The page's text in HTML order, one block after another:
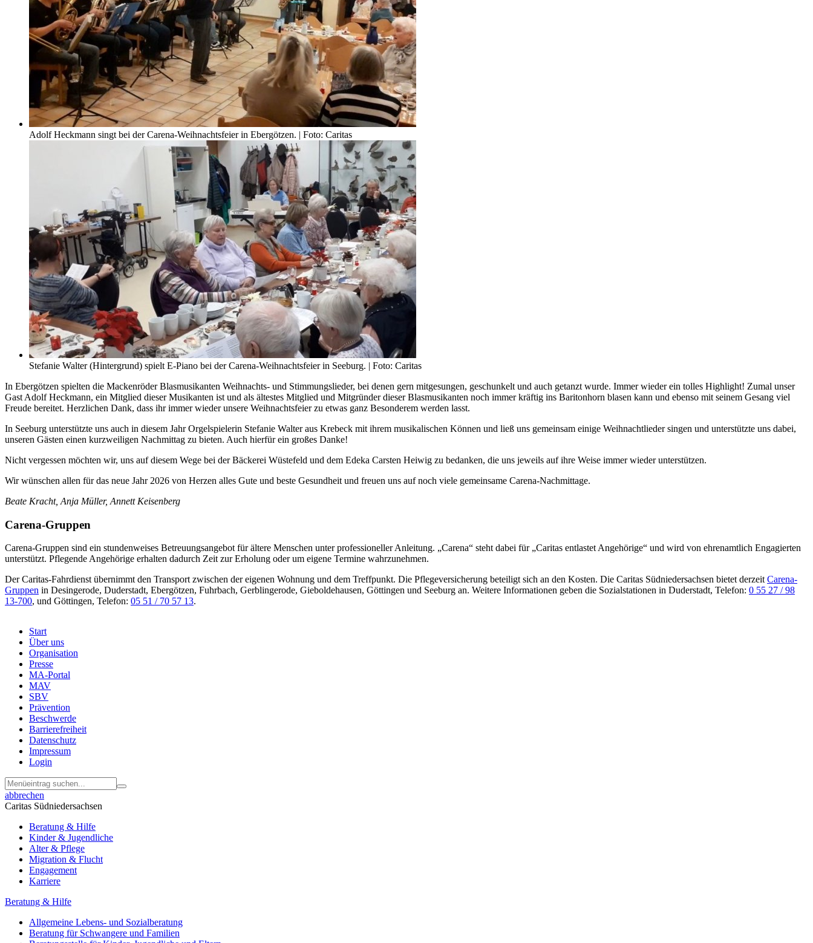
Adolf Heckmann singt bei der Carena-Weihnachtsfeier in Ebergötzen. | Foto: Caritas
Stefanie Walter (Hintergrund) spielt E-Piano bei der Carena-Weihnachtsfeier in Seeburg. | Foto: Caritas
In Ebergötzen spielten die Mackenröder Blasmusikanten Weihnachts- und Stimmungslieder, bei denen gern mitgesungen, geschunkelt und auch getanzt wurde. Immer wieder ein tolles Highlight! Zumal unser
Gast Adolf Heckmann, ein Mitglied dieser Musikanten ist und als ältestes Mitglied und Mitgründer dieser Blasmusikanten noch immer kräftig ins Baritonhorn blasen kann und ebenso mit seinem Gesang viel
Freude bereitet. Herzlichen Dank, dass ihr immer wieder unsere Weihnachtsfeier zu etwas ganz Besonderem werden lasst.
In Seeburg unterstützte uns auch in diesem Jahr Orgelspielerin Stefanie Walter aus Krebeck mit ihrem musikalischen Können und ließ uns gemeinsam einige Weihnachtlieder singen und unterstützte uns dabei,
unseren Gästen einen kurzweiligen Nachmittag zu bieten. Auch hierfür ein großes Danke!
Nicht vergessen möchten wir, uns auf diesem Wege bei der Bäckerei Wüstefeld und dem Edeka Carsten Heiwig zu bedanken, die uns jeweils auf ihre Weise immer wieder unterstützen.
Wir wünschen allen für das neue Jahr 2026 von Herzen alles Gute und beste Gesundheit und freuen uns auf noch viele gemeinsame Carena-Nachmittage.
Beate Kracht, Anja Müller, Annett Keisenberg
Carena-Gruppen
Carena-Gruppen sind ein stundenweises Betreuungsangebot für ältere Menschen unter professioneller Anleitung. „Carena“ steht dabei für „Caritas entlastet Angehörige“ und wird von ehrenamtlich Engagierten
unterstützt. Pflegende Angehörige erhalten dadurch Zeit zur Erholung oder um eigene Termine wahrzunehmen.
Der Caritas-Fahrdienst übernimmt den Transport zwischen der eigenen Wohnung und dem Treffpunkt. Die Pflegeversicherung beteiligt sich an den Kosten. Die Caritas Südniedersachsen bietet derzeit Carena-
Gruppen in Desingerode, Duderstadt, Ebergötzen, Fuhrbach, Gerblingerode, Gieboldehausen, Göttingen und Seeburg an. Weitere Informationen geben die Sozialstationen in Duderstadt, Telefon: 0 55 27 / 98
13-700, und Göttingen, Telefon: 05 51 / 70 57 13.
Menu
Footer
Start
Über uns
Organisation
Presse
MA-Portal
MAV
SBV
Prävention
Beschwerde
Barrierefreiheit
Datenschutz
Impressum
Login
abbrechen
Caritas Südniedersachsen
Beratung & Hilfe
Kinder & Jugendliche
Alter & Pflege
Migration & Flucht
Engagement
Karriere
Beratung & Hilfe
Allgemeine Lebens- und Sozialberatung
Beratung für Schwangere und Familien